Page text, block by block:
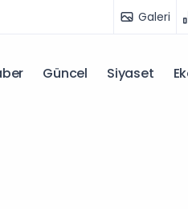
Galeri
Güncel Siyaset